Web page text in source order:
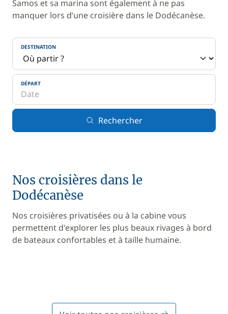
Samos et sa marina sont également à ne pas
manquer lors d’une croisière dans le Dodécanèse.
DESTINATION
DÉPART
Rechercher
Nos croisières dans le
Dodécanèse
Nos croisières privatisées ou à la cabine vous
permettent d'explorer les plus beaux rivages à bord
de bateaux confortables et à taille humaine.